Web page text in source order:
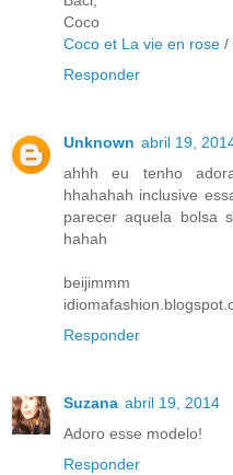
Coco
Coco et La vie en rose /
Responder
Unknown abril 19,
ahhh eu tenho
hhahahah inclusive
parecer aquela bolsa
hahah
beijimmm
Responder
Suzana abril 19, 2014
Adoro esse modelo!
Responder